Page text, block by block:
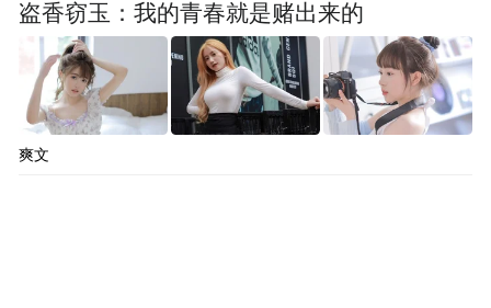
盗香窃玉：我的青春就是赌出来的
爽文